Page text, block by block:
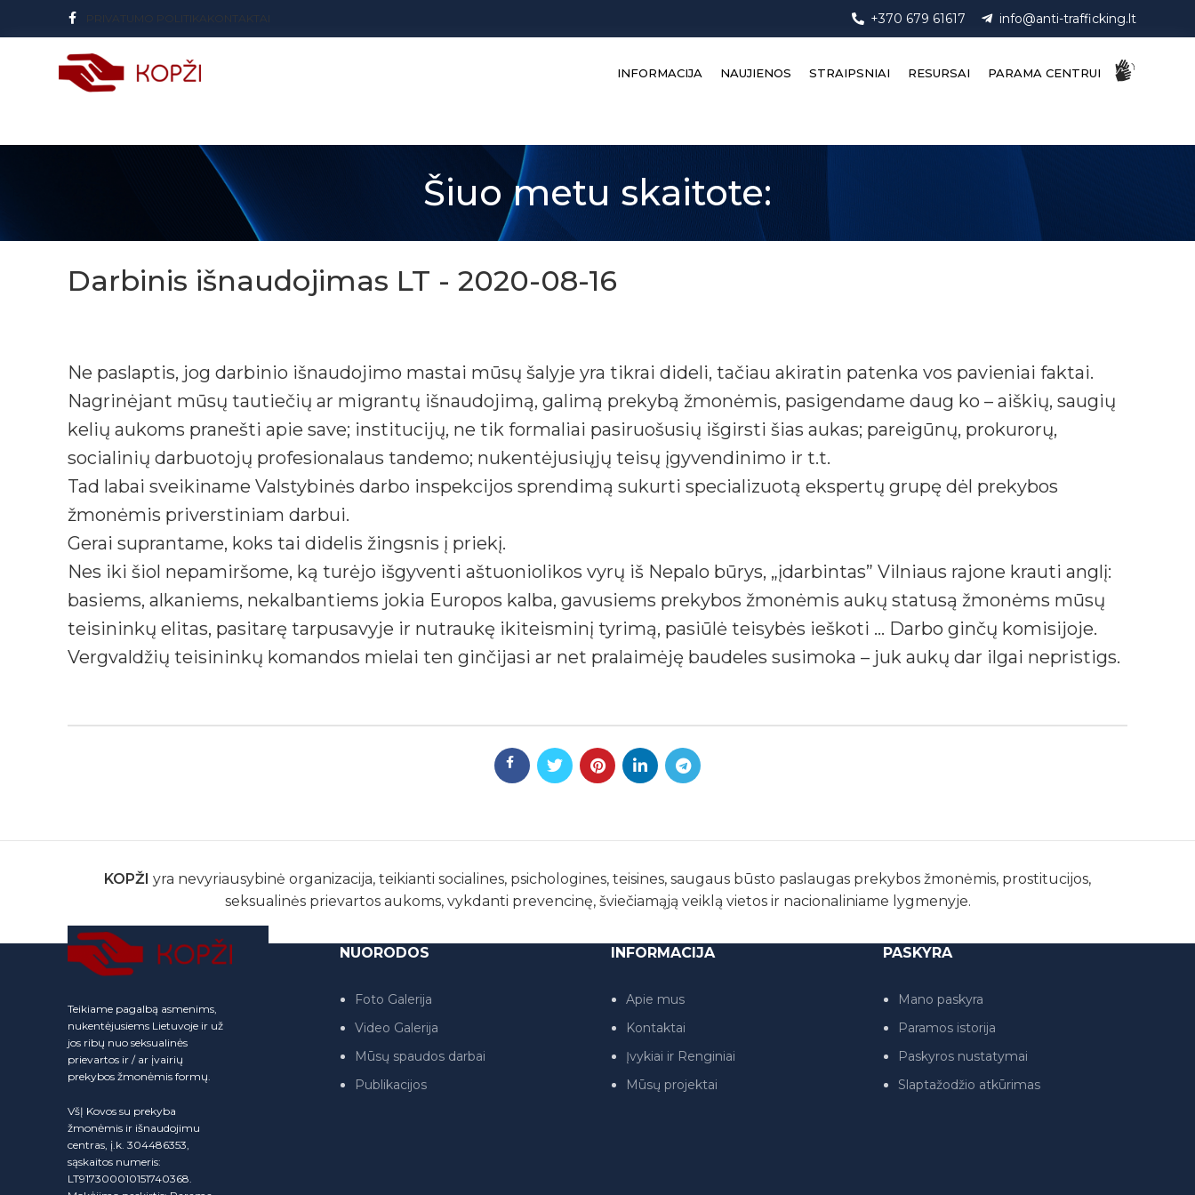
PRIVATUMO POLITIKA KONTAKTAI +370 679 61617 info@anti-trafficking.lt
INFORMACIJA NAUJIENOS STRAIPSNIAI RESURSAI PARAMA CENTRUI
Šiuo metu skaitote:
Darbinis išnaudojimas LT - 2020-08-16
Ne paslaptis, jog darbinio išnaudojimo mastai mūsų šalyje yra tikrai dideli, tačiau akiratin patenka vos pavieniai faktai.
Nagrinėjant mūsų tautiečių ar migrantų išnaudojimą, galimą prekybą žmonėmis, pasigendame daug ko – aiškių, saugių
kelių aukoms pranešti apie save; institucijų, ne tik formaliai pasiruošusių išgirsti šias aukas; pareigūnų, prokurorų,
socialinių darbuotojų profesionalaus tandemo; nukentėjusiųjų teisų įgyvendinimo ir t.t.
Tad labai sveikiname Valstybinės darbo inspekcijos sprendimą sukurti specializuotą ekspertų grupę dėl prekybos
žmonėmis priverstiniam darbui.
Gerai suprantame, koks tai didelis žingsnis į priekį.
Nes iki šiol nepamiršome, ką turėjo išgyventi aštuoniolikos vyrų iš Nepalo būrys, „įdarbintas” Vilniaus rajone krauti anglį:
basiems, alkaniems, nekalbantiems jokia Europos kalba, gavusiems prekybos žmonėmis aukų statusą žmonėms mūsų
teisininkų elitas, pasitarę tarpusavyje ir nutraukę ikiteisminį tyrimą, pasiūlė teisybės ieškoti … Darbo ginčų komisijoje.
Vergvaldžių teisininkų komandos mielai ten ginčijasi ar net pralaimėję baudeles susimoka – juk aukų dar ilgai nepristigs.
KOPŽI yra nevyriausybinė organizacija, teikianti socialines, psichologines, teisines, saugaus būsto paslaugas prekybos žmonėmis, prostitucijos,
seksualinės prievartos aukoms, vykdanti prevencinę, šviečiamąją veiklą vietos ir nacionaliniame lygmenyje.
Teikiame pagalbą asmenims,
nukentėjusiems Lietuvoje ir už
jos ribų nuo seksualinės
prievartos ir / ar įvairių
prekybos žmonėmis formų.
VšĮ Kovos su prekyba
žmonėmis ir išnaudojimu
centras, į.k. 304486353,
sąskaitos numeris:
LT917300010151740368.
NUORODOS
Foto Galerija
Video Galerija
Mūsų spaudos darbai
Publikacijos
INFORMACIJA
Apie mus
Kontaktai
Įvykiai ir Renginiai
Mūsų projektai
PASKYRA
Mano paskyra
Paramos istorija
Paskyros nustatymai
Slaptažodžio atkūrimas